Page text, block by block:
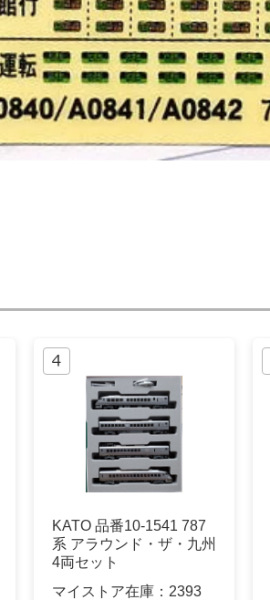
KATO 品番10-1541 787
系 アラウンド・ザ・九州
4両セット
マイストア在庫： 2393